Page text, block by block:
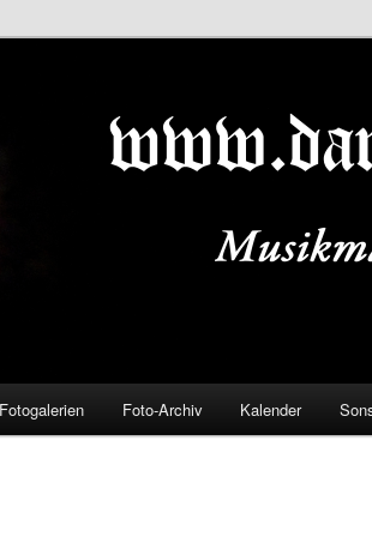
Fotogalerien Foto-Archiv Kalender